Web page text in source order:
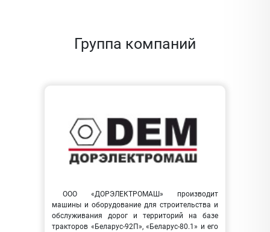
Группа компаний
ООО «ДОРЭЛЕКТРОМАШ» производит
машины и оборудование для строительства и
обслуживания дорог и территорий на базе
тракторов «Беларус-92П», «Беларус-80.1» и его